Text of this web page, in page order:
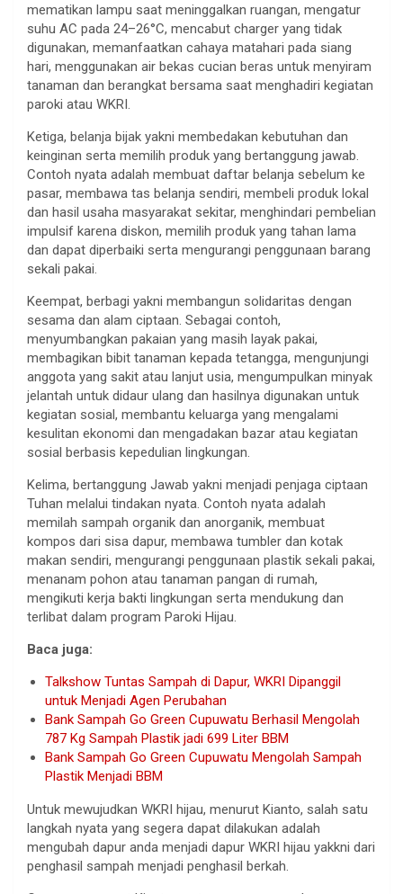
mematikan lampu saat meninggalkan ruangan, mengatur
suhu AC pada 24–26°C, mencabut charger yang tidak
digunakan, memanfaatkan cahaya matahari pada siang
hari, menggunakan air bekas cucian beras untuk menyiram
tanaman dan berangkat bersama saat menghadiri kegiatan
paroki atau WKRI.
Ketiga, belanja bijak yakni membedakan kebutuhan dan
keinginan serta memilih produk yang bertanggung jawab.
Contoh nyata adalah membuat daftar belanja sebelum ke
pasar, membawa tas belanja sendiri, membeli produk lokal
dan hasil usaha masyarakat sekitar, menghindari pembelian
impulsif karena diskon, memilih produk yang tahan lama
dan dapat diperbaiki serta mengurangi penggunaan barang
sekali pakai.
Keempat, berbagi yakni membangun solidaritas dengan
sesama dan alam ciptaan. Sebagai contoh,
menyumbangkan pakaian yang masih layak pakai,
membagikan bibit tanaman kepada tetangga, mengunjungi
anggota yang sakit atau lanjut usia, mengumpulkan minyak
jelantah untuk didaur ulang dan hasilnya digunakan untuk
kegiatan sosial, membantu keluarga yang mengalami
kesulitan ekonomi dan mengadakan bazar atau kegiatan
sosial berbasis kepedulian lingkungan.
Kelima, bertanggung Jawab yakni menjadi penjaga ciptaan
Tuhan melalui tindakan nyata. Contoh nyata adalah
memilah sampah organik dan anorganik, membuat
kompos dari sisa dapur, membawa tumbler dan kotak
makan sendiri, mengurangi penggunaan plastik sekali pakai,
menanam pohon atau tanaman pangan di rumah,
mengikuti kerja bakti lingkungan serta mendukung dan
terlibat dalam program Paroki Hijau.
Baca juga:
Talkshow Tuntas Sampah di Dapur, WKRI Dipanggil
untuk Menjadi Agen Perubahan
Bank Sampah Go Green Cupuwatu Berhasil Mengolah
787 Kg Sampah Plastik jadi 699 Liter BBM
Bank Sampah Go Green Cupuwatu Mengolah Sampah
Plastik Menjadi BBM
Untuk mewujudkan WKRI hijau, menurut Kianto, salah satu
langkah nyata yang segera dapat dilakukan adalah
mengubah dapur anda menjadi dapur WKRI hijau yakkni dari
penghasil sampah menjadi penghasil berkah.